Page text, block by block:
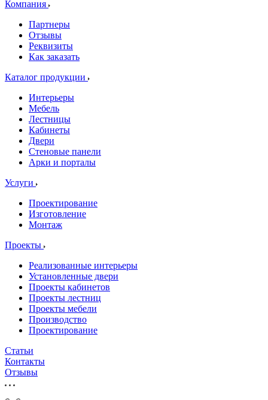
Компания
Партнеры
Отзывы
Реквизиты
Как заказать
Каталог продукции
Интерьеры
Мебель
Лестницы
Кабинеты
Двери
Стеновые панели
Арки и порталы
Услуги
Проектирование
Изготовление
Монтаж
Проекты
Реализованные интерьеры
Установленные двери
Проекты кабинетов
Проекты лестниц
Проекты мебели
Производство
Проектирование
Статьи
Контакты
Отзывы